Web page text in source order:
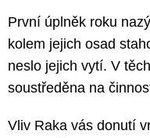
První úplněk roku
kolem jejich osad
neslo jejich vytí. V
soustředěna na
Vliv Raka vás donutí